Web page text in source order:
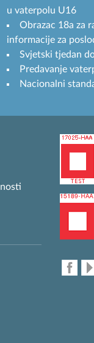
u vaterpolu U16
Obrazac 18a za
informacije za
Svjetski tjedan
Predavanje
Nacionalni